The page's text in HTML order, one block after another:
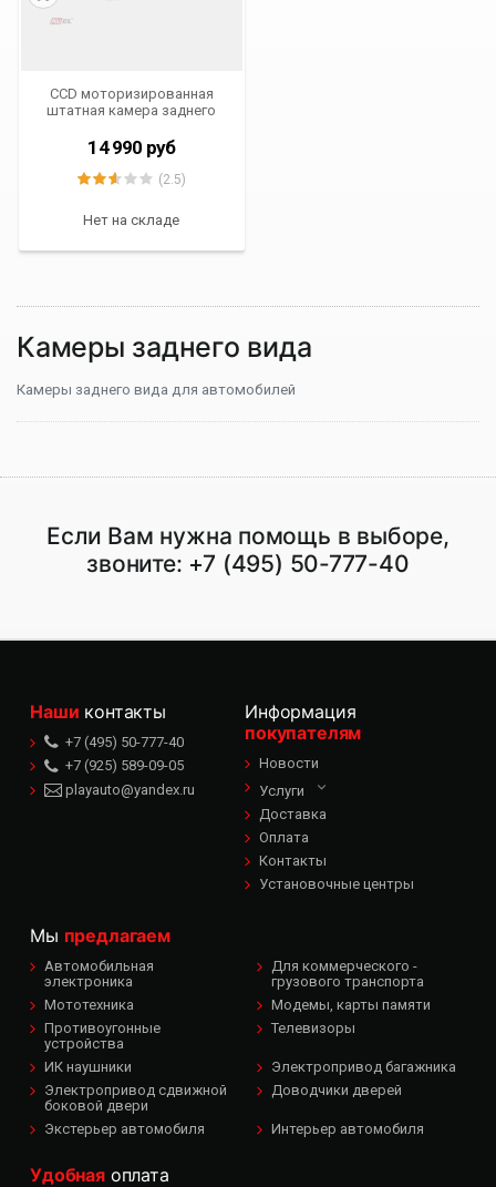
CCD моторизированная
штатная камера заднего
AVS321CPR (#190) для
MERCEDES-BENZ A-Klasse /
GLA-Klasse / GLC-Klasse /
GLS-Klasse,
14 990 руб
(2.5)
Нет на складе
Камеры заднего вида
Камеры заднего вида для автомобилей
Если Вам нужна помощь в выборе,
звоните: +7 (495) 50-777-40
Наши контакты
+7 (495) 50-777-40
+7 (925) 589-09-05
playauto@yandex.ru
Информация
покупателям
Новости
Услуги
Доставка
Оплата
Контакты
Установочные центры
Мы предлагаем
Автомобильная
электроника
Для коммерческого -
грузового транспорта
Мототехника
Модемы, карты памяти
Противоугонные
устройства
Телевизоры
ИК наушники
Электропривод багажника
Электропривод сдвижной
боковой двери
Доводчики дверей
Экстерьер автомобиля Интерьер автомобиля
Удобнаяоплата